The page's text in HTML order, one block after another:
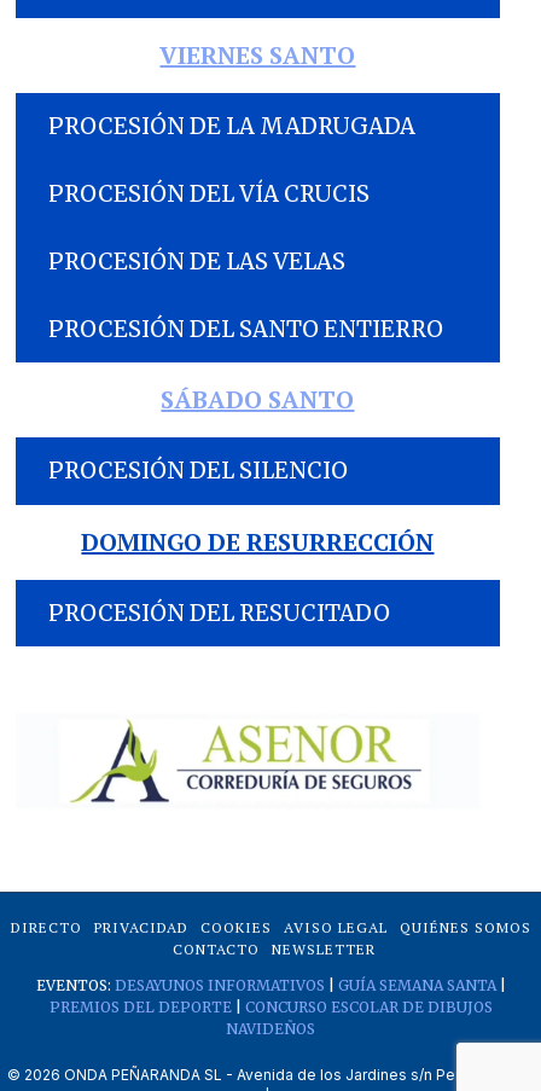
VIERNES SANTO
PROCESIÓN DE LA MADRUGADA
PROCESIÓN DEL VÍA CRUCIS
PROCESIÓN DE LAS VELAS
PROCESIÓN DEL SANTO ENTIERRO
SÁBADO SANTO
PROCESIÓN DEL SILENCIO
DOMINGO DE RESURRECCIÓN
PROCESIÓN DEL RESUCITADO
DIRECTO PRIVACIDAD COOKIES AVISO LEGAL
QUIÉNES SOMOS
CONTACTO
NEWSLETTER
EVENTOS: DESAYUNOS INFORMATIVOS GUÍA SEMANA SANTA|
PREMIOS DEL DEPORTE| CONCURSO ESCOLAR DE DIBUJOS
NAVIDEÑOS
© 2026 ONDA PEÑARANDA SL - Avenida de los Jardines s/n Peñaranda de